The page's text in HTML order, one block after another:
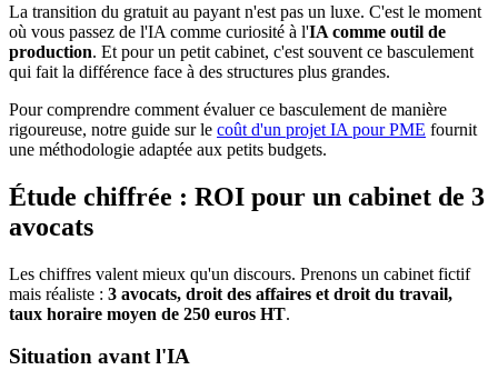
La transition du gratuit au payant n'est pas un luxe. C'est le moment
où vous passez de l'IA comme curiosité à l'IA comme outil de
production. Et pour un petit cabinet, c'est souvent ce basculement
qui fait la différence face à des structures plus grandes.
Pour comprendre comment évaluer ce basculement de manière
rigoureuse, notre guide sur le coût d'un projet IA pour PME fournit
une méthodologie adaptée aux petits budgets.
Étude chiffrée : ROI pour un cabinet de 3
avocats
Les chiffres valent mieux qu'un discours. Prenons un cabinet fictif
mais réaliste : 3 avocats, droit des affaires et droit du travail,
taux horaire moyen de 250 euros HT.
Situation avant l'IA